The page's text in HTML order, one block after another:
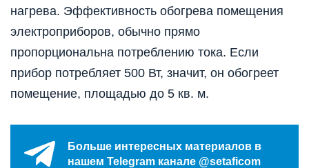
нагрева. Эффективность обогрева помещения
электроприборов, обычно прямо
пропорциональна потреблению тока. Если
прибор потребляет 500 Вт, значит, он обогреет
помещение, площадью до 5 кв. м.
Больше интересных материалов в
нашем Telegram канале @setaficom